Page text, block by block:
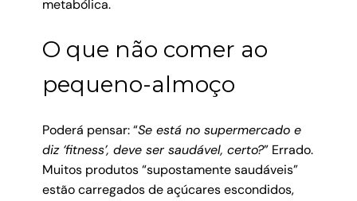
metabólica.
O que não comer ao
pequeno-almoço
Poderá pensar: “Se está no supermercado e
diz ‘fitness’, deve ser saudável, certo?” Errado.
Muitos produtos “supostamente saudáveis”
estão carregados de açúcares escondidos,